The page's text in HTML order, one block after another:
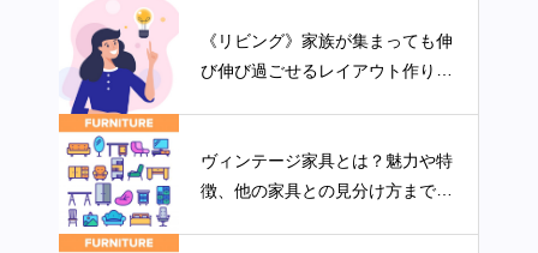
《リビング》家族が集まっても伸
び伸び過ごせるレイアウト作りの
ヴィンテージ家具とは？魅力や特
徴、他の家具との見分け方まで紹